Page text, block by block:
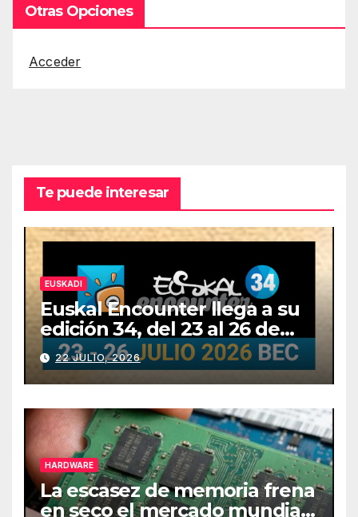
Otras Opciones
Acceder
Te puede interesar
EUSKADI
Euskal Encounter llega a su
edición 34, del 23 al 26 de
julio
22 JULIO, 2026
HARDWARE
La escasez de memoria frena
en seco el mercado mundial